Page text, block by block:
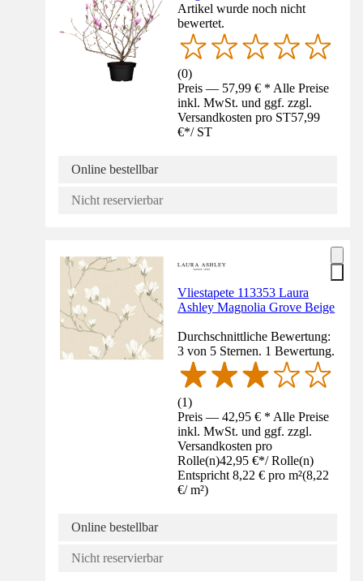
Artikel wurde noch nicht
bewertet.
(0)
Preis — 57,99 € * Alle Preise
inkl. MwSt. und ggf. zzgl.
Versandkosten pro ST57,99
€*/ ST
Online bestellbar
Nicht reservierbar
Vliestapete 113353 Laura
Ashley Magnolia Grove Beige
Durchschnittliche Bewertung:
3 von 5 Sternen. 1 Bewertung.
(1)
Preis — 42,95 € * Alle Preise
inkl. MwSt. und ggf. zzgl.
Versandkosten pro
Rolle(n)42,95 €*/ Rolle(n)
Entspricht 8,22 € pro m²(8,22
€/ m²)
Online bestellbar
Nicht reservierbar